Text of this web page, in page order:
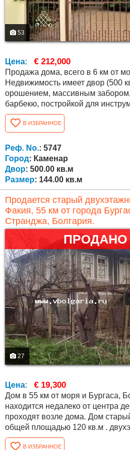
53
Цена: € 212,000
Продажа дома, всего в 6 км от
Недвижимость имеет двор (500 кв.м.) с
орошением, массивным забором,
барбекю, постройкой для
местом и множеством
кустарников, в т. ч.
полностью меблированный, общая
144 кв.м. На первом этаже (63 кв.м.) есть большая кухня,
гостиная/ зал с камином
В ИЗБРАННОЕ
Реф. No.: 5747
Город: Каменар
Двор: 500.00 кв.м
Размер: 144.00 кв.м
Продается старый
Факия, 55 км от города
Странджа, Болгария.
ПРОДАНО
27
Цена: € 19,300
Дом в 55 км от моря и Бургаса, Болгария!
находится недалеко от центра
проходят возле дома. Дом старый и подлежит ремонту
общей площадью 120 кв.м . двухэтажный, на первом
этаже есть прихожая, две
втором - четыре комнаты и
В ИЗБРАННОЕ